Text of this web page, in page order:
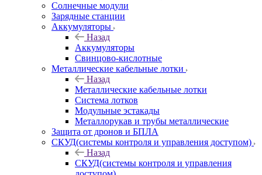
Солнечные модули
Зарядные станции
Аккумуляторы
Назад
Аккумуляторы
Свинцово-кислотные
Металлические кабельные лотки
Назад
Металлические кабельные лотки
Система лотков
Модульные эстакады
Металлорукав и трубы металлические
Защита от дронов и БПЛА
СКУД(системы контроля и управления доступом)
Назад
СКУД(системы контроля и управления